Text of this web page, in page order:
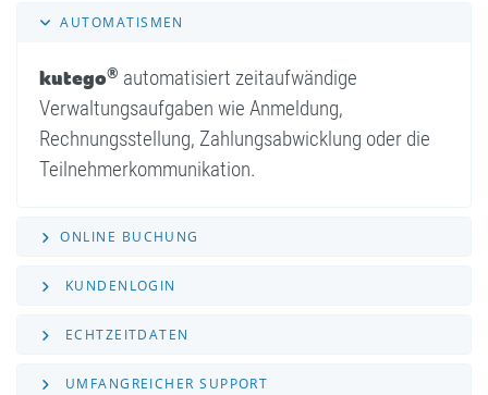
AUTOMATISMEN
kutego® automatisiert zeit­aufwändige
Verwaltungs­aufgaben wie Anmeldung,
Rechnungsstellung, Zahlungs­abwicklung oder die
Teilnehmer­kommunikation.
ONLINE BUCHUNG
KUNDENLOGIN
ECHTZEITDATEN
UMFANGREICHER SUPPORT